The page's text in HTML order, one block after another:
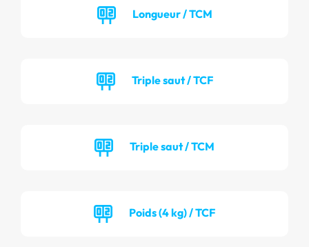
Longueur / TCM
Triple saut / TCF
Triple saut / TCM
Poids (4 kg) / TCF